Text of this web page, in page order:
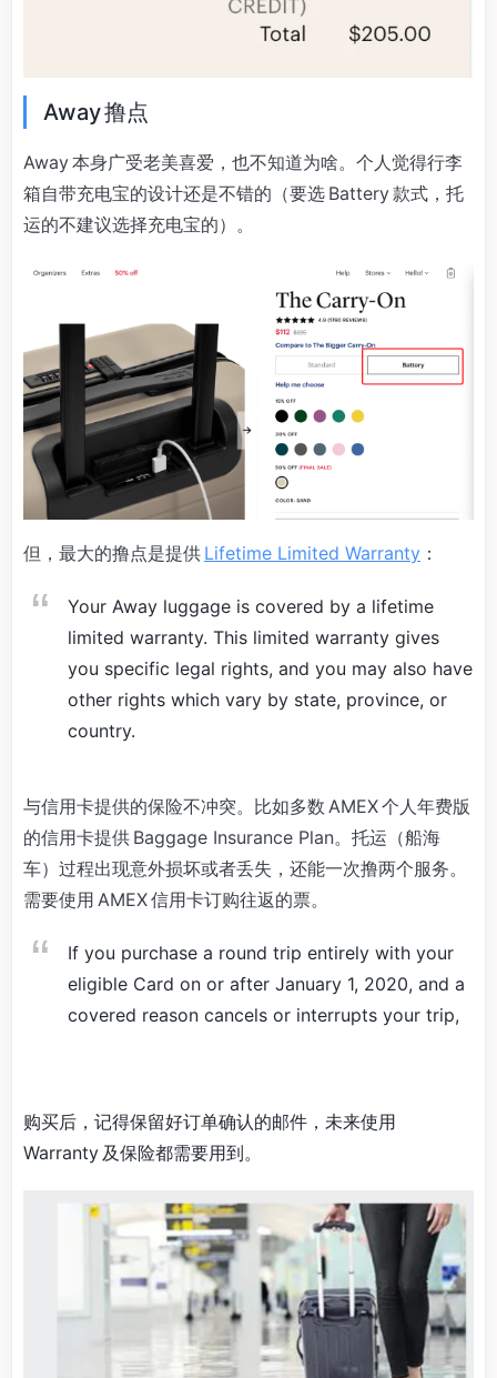
Away 撸点
Away 本身广受老美喜爱，也不知道为啥。个人觉得行李
箱自带充电宝的设计还是不错的（要选 Battery 款式，托
运的不建议选择充电宝的）。
但，最大的撸点是提供 Lifetime Limited Warranty ：
Your Away luggage is covered by a lifetime
limited warranty. This limited warranty gives
you specific legal rights, and you may also have
other rights which vary by state, province, or
country.
与信用卡提供的保险不冲突。比如多数 AMEX 个人年费版
的信用卡提供 Baggage Insurance Plan。托运（船海
车）过程出现意外损坏或者丢失，还能一次撸两个服务。
需要使用 AMEX 信用卡订购往返的票。
If you purchase a round trip entirely with your
eligible Card on or after January 1, 2020, and a
covered reason cancels or interrupts your trip,
购买后，记得保留好订单确认的邮件，未来使用
Warranty 及保险都需要用到。